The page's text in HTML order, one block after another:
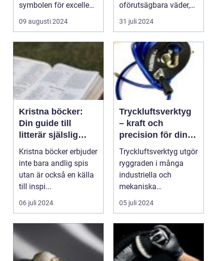
symbolen för excellens
inom ...
09 augusti 2024
oförutsägbara väder,
&...
31 juli 2024
Kristna böcker:
Din guide till
litterär själslig
fördjupning
Kristna böcker erbjuder
inte bara andlig spis
utan är också en källa
till inspi...
06 juli 2024
Tryckluftsverktyg
– kraft och
precision för dina
projekt
Tryckluftsverktyg utgör
ryggraden i många
industriella och
mekaniska
arbetsmiljöer, ...
05 juli 2024